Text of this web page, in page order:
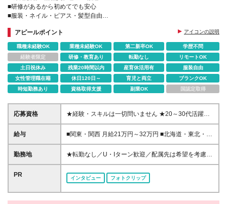
■研修があるから初めてでも安心
■服装・ネイル・ピアス・髪型自由
■リモートの相談も可能
アピールポイント アイコンの説明
職種未経験OK 業種未経験OK 第二新卒OK
学歴不問
経験者限定
研修・教育あり 転勤なし
リモートOK
土日祝休み
残業20時間以内 産育休活用有
服装自由
女性管理職在籍
休日120日～ 育児と両立
ブランクOK
時短勤務あり
資格取得支援 副業OK 国認定取得
応募資格
★経験・スキルは一切問いません ★20～30代活躍中
＜未経験入社が9割以上！＞ ■学歴不問 志望動機も気
にしません！ 「正社員デビューしたい」「オフィス
もOK。人柄重視の採用です！
給与
■関東・関西 月給21万円～32万円 ■北海道・東北・福
岡 月給18万円～30万円 ■熊本・沖縄 月給17万円～28
万円 ※経験や能力を考慮の上、優遇いたします。 ※イ
変更なし）。 ※試用期間中は契約社員、期間終了後正
勤務地
★転勤なし／U・Iターン歓迎／配属先は希望を考慮
★東京、大阪、横浜で積極採用中 ★関西エリアでの
お仕事多数／大阪駅周辺・本町・新大阪など主要駅チ
カでアクセス良好 東京・神奈川・千葉・名古屋・大
阪・兵庫・京都・福岡（小倉）・熊本・沖縄・北海
道・東北・関西の各拠点またはプロジェクト先へ配属
PR
インタビュー フォトクリップ